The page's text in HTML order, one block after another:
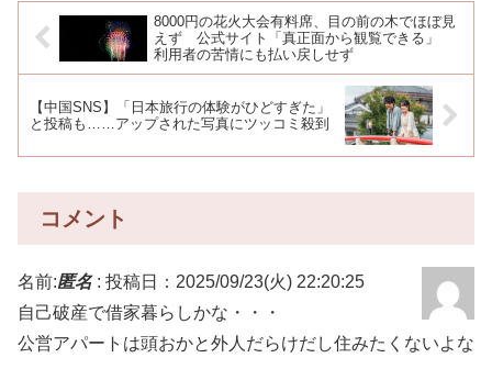
8000円の花火大会有料席、目の前の木でほぼ見
えず 公式サイト「真正面から観覧できる」
利用者の苦情にも払い戻しせず
【中国SNS】「日本旅行の体験がひどすぎた」
と投稿も……アップされた写真にツッコミ殺到
コメント
名前:匿名: 投稿日：2025/09/23(火) 22:20:25
自己破産で借家暮らしかな・・・
公営アパートは頭おかと外人だらけだし住みたくないよな